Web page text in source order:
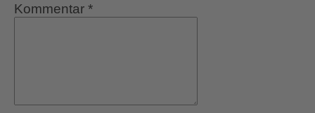
Kommentar *